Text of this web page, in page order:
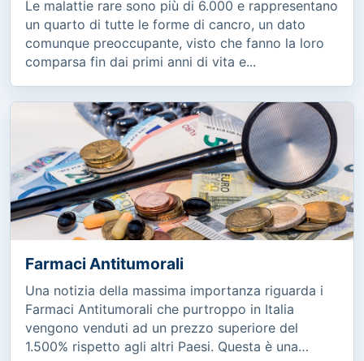
Le malattie rare sono più di 6.000 e rappresentano
un quarto di tutte le forme di cancro, un dato
comunque preoccupante, visto che fanno la loro
comparsa fin dai primi anni di vita e...
Farmaci Antitumorali
Una notizia della massima importanza riguarda i
Farmaci Antitumorali che purtroppo in Italia
vengono venduti ad un prezzo superiore del
1.500% rispetto agli altri Paesi. Questa è una